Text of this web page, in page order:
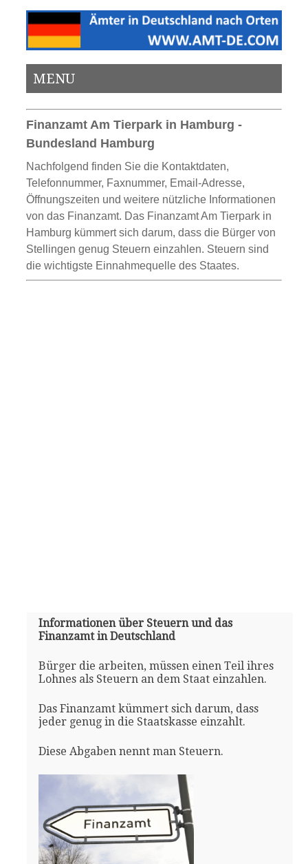
MENU
Finanzamt Am Tierpark in Hamburg -
Bundesland Hamburg
Nachfolgend finden Sie die Kontaktdaten,
Telefonnummer, Faxnummer, Email-Adresse,
Öffnungszeiten und weitere nützliche Informationen
von das Finanzamt. Das Finanzamt Am Tierpark in
Hamburg kümmert sich darum, dass die Bürger von
Stellingen genug Steuern einzahlen. Steuern sind
die wichtigste Einnahmequelle des Staates.
Informationen über Steuern und das
Finanzamt in Deutschland
Bürger die arbeiten, müssen einen Teil ihres
Lohnes als Steuern an dem Staat einzahlen.
Das Finanzamt kümmert sich darum, dass
jeder genug in die Staatskasse einzahlt.
Diese Abgaben nennt man Steuern.